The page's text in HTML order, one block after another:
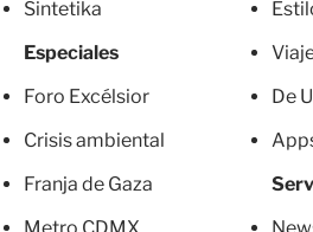
Sintetika
Especiales
Foro Excélsior
Crisis ambiental
Franja de Gaza
De